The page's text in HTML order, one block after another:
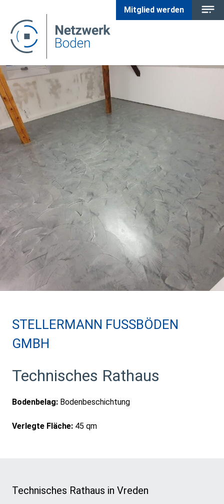
Mitglied werden
STELLERMANN FUSSBÖDEN G
MBH
Technisches Rathaus
Bodenbelag: Bodenbeschichtung
Verlegte Fläche: 45 qm
Technisches Rathaus in Vreden